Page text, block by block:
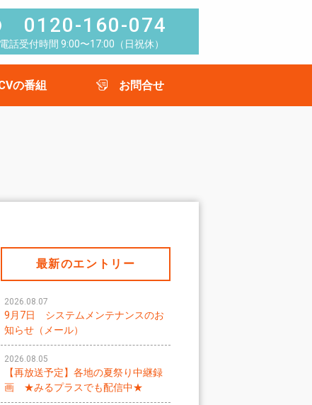
0120-160-074
電話受付時間 9:00〜17:00（日祝休）
の番組 お問合せ
最新のエントリー
2026.08.07
9月7日 システムメンテナンスのお
知らせ（メール）
2026.08.05
【再放送予定】各地の夏祭り中継録
画 ★みるプラスでも配信中★